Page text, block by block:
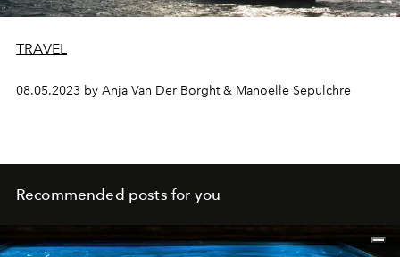
TRAVEL
08.05.2023 by Anja Van Der Borght & Manoëlle Sepulchre
Recommended posts for you